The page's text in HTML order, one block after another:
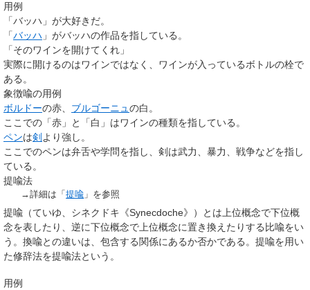
用例
「バッハ」が大好きだ。
「バッハ 」がバッハの作品を指している。
「そのワインを開けてくれ」
実際に開けるのはワインではなく、ワインが入っているボトルの栓で
ある。
象徴喩の用例
ボルドーの赤、 ブルゴーニュの白。
ここでの「赤」と「白」はワインの種類を指している。
ペンは剣 より強し。
ここでのペンは弁舌や学問を指し、剣は武力、暴力、戦争などを指し
ている。
提喩法
→詳細は「提喩 」を参照
提喩 （ていゆ、シネクドキ《Synecdoche》）とは上位概念で下位概
念を表したり、逆に下位概念で上位概念に置き換えたりする比喩をい
う。換喩との違いは、包含する関係にあるか否かである。提喩を用い
た修辞法を提喩法という。
用例